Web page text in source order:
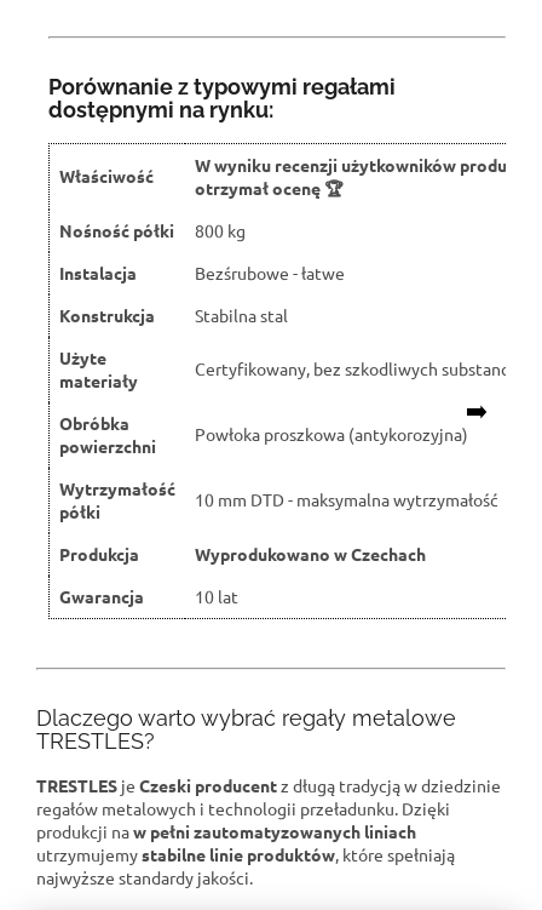
Porównanie z typowymi regałami
dostępnymi na rynku:
➡️
Właściwość
W wyniku recenzji użytkowników produkt
otrzymał ocenę 🏆
Nośność półki
800 kg
Instalacja
Bezśrubowe - łatwe
Konstrukcja
Stabilna stal
Użyte
materiały
Certyfikowany, bez szkodliwych substancji
Obróbka
powierzchni
Powłoka proszkowa (antykorozyjna)
Wytrzymałość
półki
10 mm DTD - maksymalna wytrzymałość
Produkcja
Wyprodukowano w Czechach
Gwarancja
10 lat
Dlaczego warto wybrać regały metalowe
TRESTLES?
TRESTLES je Czeski producentz długą tradycją w dziedzinie
regałów metalowych i technologii przeładunku. Dzięki
produkcji naw pełni zautomatyzowanych liniach
utrzymujemystabilne linie produktów , które spełniają
najwyższe standardy jakości.